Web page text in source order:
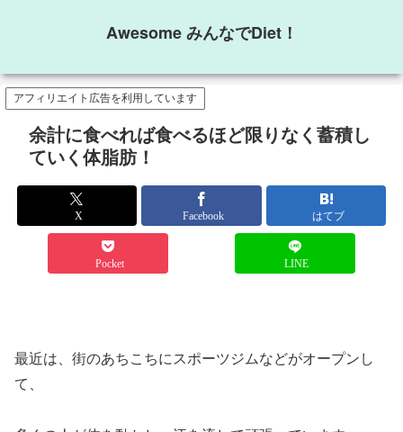
Awesome みんなでDiet！
アフィリエイト広告を利用しています
余計に食べれば食べるほど限りなく蓄積し
ていく体脂肪！
X Facebook はてブ
Pocket LINE
最近は、街のあちこちにスポーツジムなどがオープンし
て、